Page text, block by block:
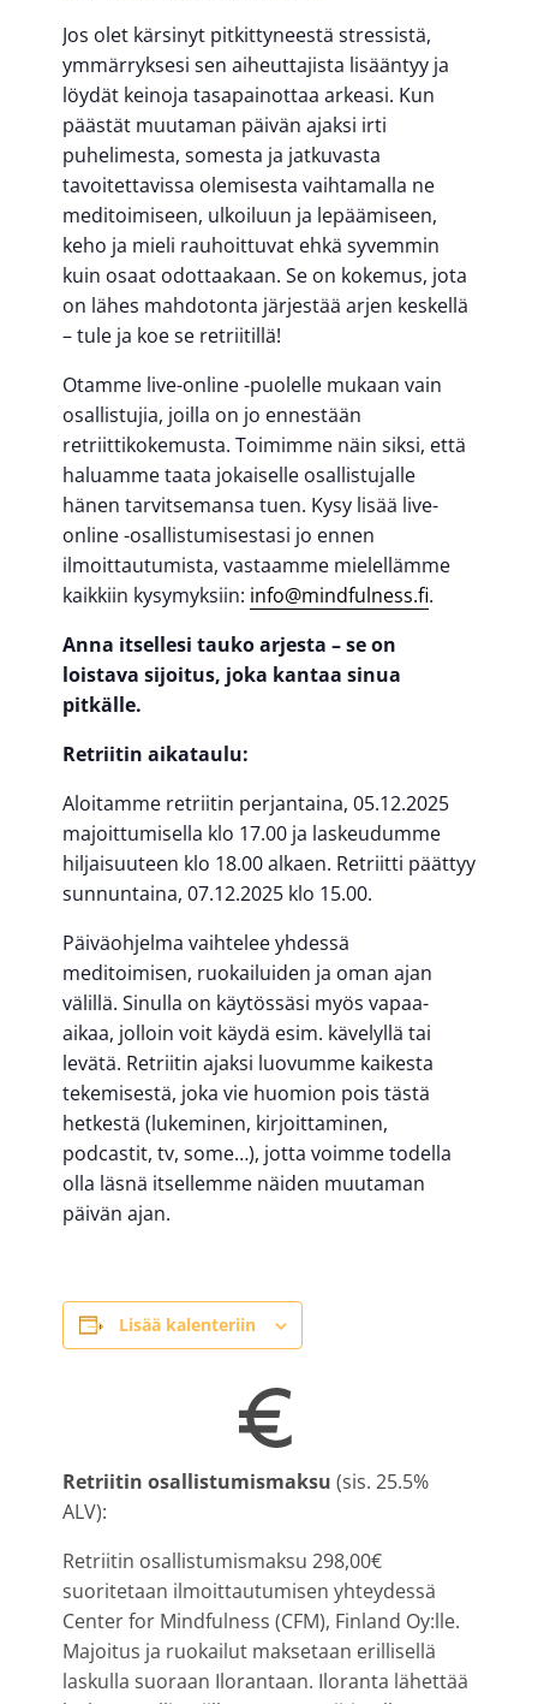
Jos olet kärsinyt pitkittyneestä stressistä,
ymmärryksesi sen aiheuttajista lisääntyy ja
löydät keinoja tasapainottaa arkeasi. Kun
päästät muutaman päivän ajaksi irti
puhelimesta, somesta ja jatkuvasta
tavoitettavissa olemisesta vaihtamalla ne
meditoimiseen, ulkoiluun ja lepäämiseen,
keho ja mieli rauhoittuvat ehkä syvemmin
kuin osaat odottaakaan. Se on kokemus, jota
on lähes mahdotonta järjestää arjen keskellä
– tule ja koe se retriitillä!
Otamme live-online -puolelle mukaan vain
osallistujia, joilla on jo ennestään
retriittikokemusta. Toimimme näin siksi, että
haluamme taata jokaiselle osallistujalle
hänen tarvitsemansa tuen. Kysy lisää live-
online -osallistumisestasi jo ennen
ilmoittautumista, vastaamme mielellämme
kaikkiin kysymyksiin: info@mindfulness.fi.
Anna itsellesi tauko arjesta – se on
loistava sijoitus, joka kantaa sinua
pitkälle.
Retriitin aikataulu:
Aloitamme retriitin perjantaina, 05.12.2025
majoittumisella klo 17.00 ja laskeudumme
hiljaisuuteen klo 18.00 alkaen. Retriitti päättyy
sunnuntaina, 07.12.2025 klo 15.00.
Päiväohjelma vaihtelee yhdessä
meditoimisen, ruokailuiden ja oman ajan
välillä. Sinulla on käytössäsi myös vapaa-
aikaa, jolloin voit käydä esim. kävelyllä tai
levätä. Retriitin ajaksi luovumme kaikesta
tekemisestä, joka vie huomion pois tästä
hetkestä (lukeminen, kirjoittaminen,
podcastit, tv, some…), jotta voimme todella
olla läsnä itsellemme näiden muutaman
päivän ajan.
Lisää kalenteriin
Retriitin osallistumismaksu (sis. 25.5%
ALV):
Retriitin osallistumismaksu 298,00€
suoritetaan ilmoittautumisen yhteydessä
Center for Mindfulness (CFM), Finland Oy:lle.
Majoitus ja ruokailut maksetaan erillisellä
laskulla suoraan Ilorantaan. Iloranta lähettää